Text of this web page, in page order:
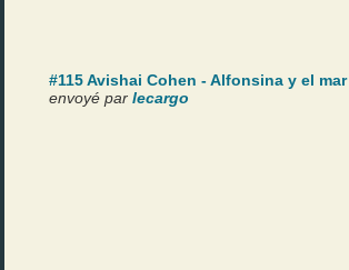
#115 Avishai Cohen - Alfonsina y el mar
envoyé parlecargo